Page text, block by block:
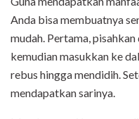
Anda bisa membuatnya
mudah. Pertama,
kemudian masukkan ke
rebus hingga mendidih.
mendapatkan sarinya.